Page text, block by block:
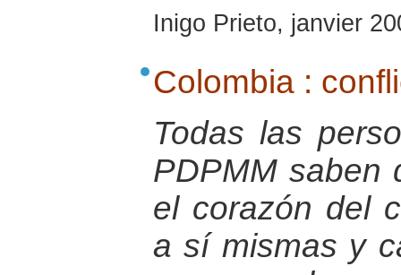
Inigo Prieto, janvier
Colombia :
Todas las
PDPMM saben
el corazón del
a sí mismas y